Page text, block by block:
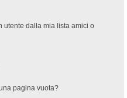
utente dalla mia lista amici o
pagina vuota?